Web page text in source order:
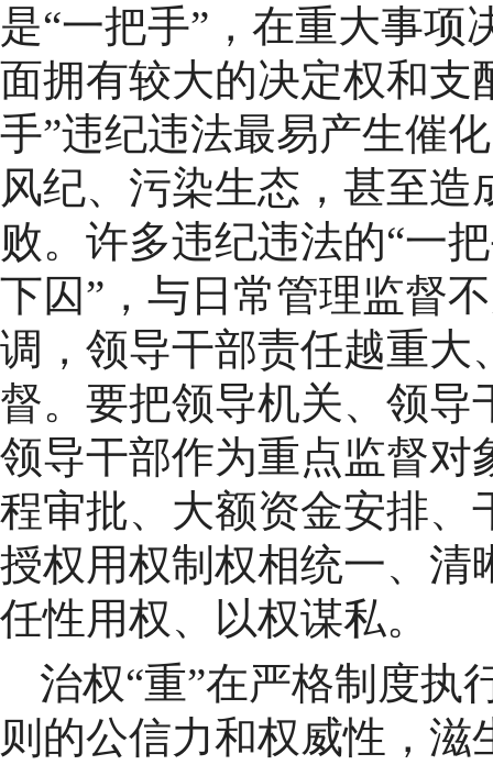
是“一把手”，在重大事
面拥有较大的决定权和支
手”违纪违法最易产生催
风纪、污染生态，甚至
败。许多违纪违法的“一
下囚”，与日常管理监督
调，领导干部责任越重大
督。要把领导机关、领导
领导干部作为重点监督对
程审批、大额资金安排、
授权用权制权相统一、清
任性用权、以权谋私。
治权“重”在严格制度执
则的公信力和权威性，